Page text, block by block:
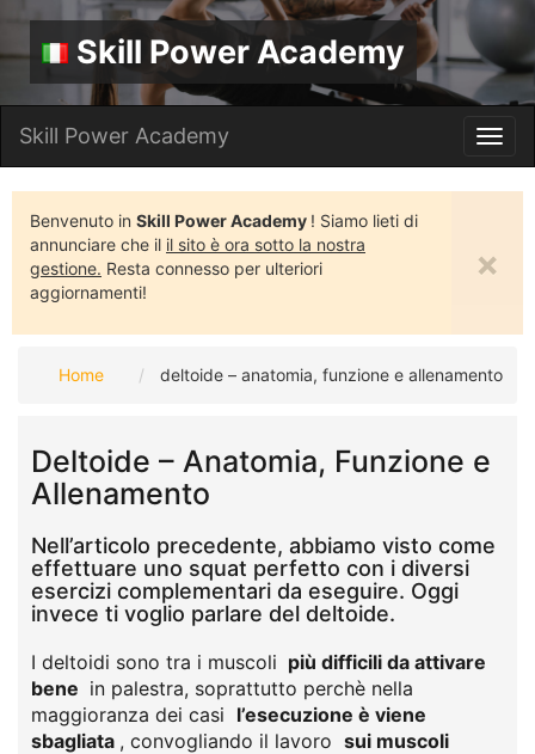
Skill Power Academy
Skill Power Academy
Benvenuto in Skill Power Academy ! Siamo lieti di
annunciare che il il sito è ora sotto la nostra
gestione. Resta connesso per ulteriori
aggiornamenti!
×
Home deltoide – anatomia, funzione e allenamento
Deltoide – Anatomia, Funzione e
Allenamento
Nell’articolo precedente, abbiamo visto come
effettuare uno squat perfetto con i diversi
esercizi complementari da eseguire. Oggi
invece ti voglio parlare del deltoide.
I deltoidi sono tra i muscoli più difficili da attivare
bene in palestra, soprattutto perchè nella
maggioranza dei casi l’esecuzione è viene
sbagliata , convogliando il lavoro sui muscoli